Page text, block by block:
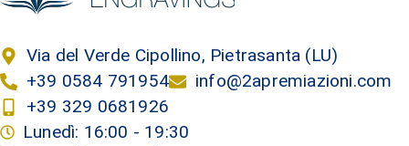
Via del Verde Cipollino, Pietrasanta (LU)
+39 0584 791954
info@2apremiazioni.com
+39 329 0681926
Lunedì: 16:00 - 19:30